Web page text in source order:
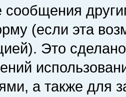
сообщения
(если эта
Это
а также для